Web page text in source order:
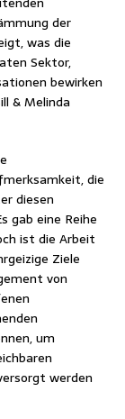
der
was die
Sektor,
bewirken
& Melinda
die
diesen
gab eine Reihe
ist die Arbeit
Ziele
von
um
werden